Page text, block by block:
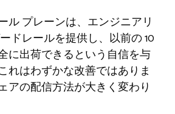
ル プレーンは、エンジニアリ
ドレールを提供し、以前の 10
に出荷できるという自信を与
れはわずかな改善ではありま
アの配信方法が大きく変わり